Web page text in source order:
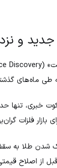
و
طی ماه‌های
بازار فلزات
شدن طلا به
از اصلاح